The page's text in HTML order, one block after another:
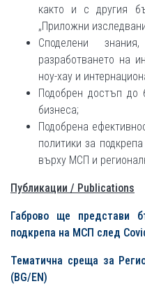
както и с другия
„Приложни
Споделени
разработването на
ноу-хау и
Подобрен достъп до
бизнеса;
Подобрена
политики за
върху МСП и
Публикации / Publications
Габрово ще представи
подкрепа на МСП след
Тематична среща за
(BG/EN)